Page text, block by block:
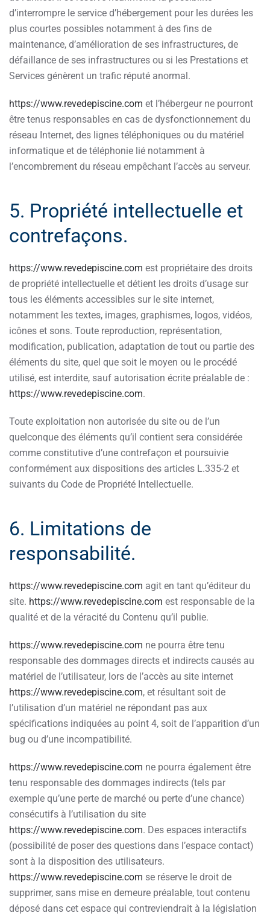
d’interrompre le service d’hébergement pour les durées les
plus courtes possibles notamment à des fins de
maintenance, d’amélioration de ses infrastructures, de
défaillance de ses infrastructures ou si les Prestations et
Services génèrent un trafic réputé anormal.
https://www.revedepiscine.com et l’hébergeur ne pourront
être tenus responsables en cas de dysfonctionnement du
réseau Internet, des lignes téléphoniques ou du matériel
informatique et de téléphonie lié notamment à
l’encombrement du réseau empêchant l’accès au serveur.
5. Propriété intellectuelle et
contrefaçons.
https://www.revedepiscine.com est propriétaire des droits
de propriété intellectuelle et détient les droits d’usage sur
tous les éléments accessibles sur le site internet,
notamment les textes, images, graphismes, logos, vidéos,
icônes et sons. Toute reproduction, représentation,
modification, publication, adaptation de tout ou partie des
éléments du site, quel que soit le moyen ou le procédé
utilisé, est interdite, sauf autorisation écrite préalable de :
https://www.revedepiscine.com.
Toute exploitation non autorisée du site ou de l’un
quelconque des éléments qu’il contient sera considérée
comme constitutive d’une contrefaçon et poursuivie
conformément aux dispositions des articles L.335-2 et
suivants du Code de Propriété Intellectuelle.
6. Limitations de
responsabilité.
https://www.revedepiscine.com agit en tant qu’éditeur du
site. https://www.revedepiscine.com est responsable de la
qualité et de la véracité du Contenu qu’il publie.
https://www.revedepiscine.com ne pourra être tenu
responsable des dommages directs et indirects causés au
matériel de l’utilisateur, lors de l’accès au site internet
https://www.revedepiscine.com, et résultant soit de
l’utilisation d’un matériel ne répondant pas aux
spécifications indiquées au point 4, soit de l’apparition d’un
bug ou d’une incompatibilité.
https://www.revedepiscine.com ne pourra également être
tenu responsable des dommages indirects (tels par
exemple qu’une perte de marché ou perte d’une chance)
consécutifs à l’utilisation du site
https://www.revedepiscine.com. Des espaces interactifs
(possibilité de poser des questions dans l’espace contact)
sont à la disposition des utilisateurs.
https://www.revedepiscine.com se réserve le droit de
supprimer, sans mise en demeure préalable, tout contenu
déposé dans cet espace qui contreviendrait à la législation